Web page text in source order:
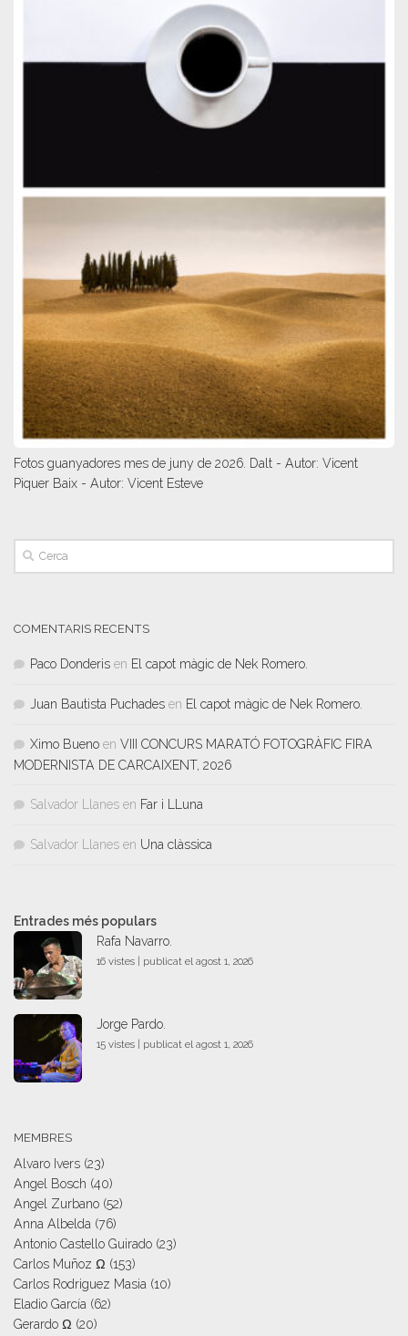
Fotos guanyadores mes de juny de 2026. Dalt - Autor: Vicent
Piquer Baix - Autor: Vicent Esteve
COMENTARIS RECENTS
Paco Donderis en El capot màgic de Nek Romero.
Juan Bautista Puchades en El capot màgic de Nek Romero.
Ximo Bueno en VIII CONCURS MARATÓ FOTOGRÀFIC FIRA
MODERNISTA DE CARCAIXENT, 2026
Salvador Llanes en Far i LLuna
Salvador Llanes en Una clàssica
Entrades més populars
Rafa Navarro.
16 vistes publicat el agost 1, 2026
Jorge Pardo.
15 vistes publicat el agost 1, 2026
MEMBRES
Alvaro Ivers (23)
Angel Bosch (40)
Angel Zurbano (52)
Anna Albelda (76)
Antonio Castello Guirado (23)
Carlos Muñoz Ω (153)
Carlos Rodriguez Masia (10)
Eladio García (62)
Gerardo Ω (20)